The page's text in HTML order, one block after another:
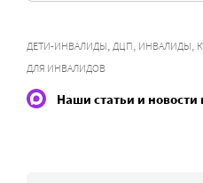
ДЕТИ-ИНВАЛИДЫ, ДЦП, ИНВАЛИДЫ,
ДЛЯ ИНВАЛИДОВ
Наши статьи и